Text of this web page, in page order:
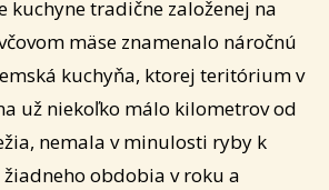
kuchyne tradične založenej na
mäse znamenalo náročnú
kuchyňa, ktorej teritórium v
už niekoľko málo kilometrov od
nemala v minulosti ryby k
obdobia v roku a